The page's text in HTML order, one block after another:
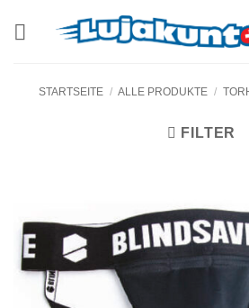
STARTSEITE / ALLE PRODUKTE /
FILTER